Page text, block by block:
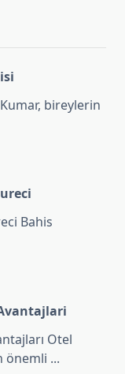
Kumar, bireylerin
Bahis
Otel
önemli ...